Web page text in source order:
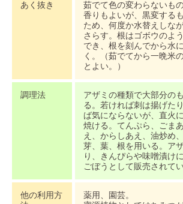
あく抜き
茹でて色の変わらないも
香りもよいが、黒変する
ため、何度か水替えしな
さらす。根はゴボウのよ
でき、根を刻んでから水
く。（茹でてから一晩米
とよい。）
調理法
アザミの種類で大部分の
る。若ければ刺は揚げた
ば気にならないが、直火
焼ける。てんぷら、ごま
え、からしあえ、油炒め
芽、葉、根を用いる。ア
り、きんぴらや味噌漬け
ごぼうとして販売されてい
他の利用方
薬用、園芸。